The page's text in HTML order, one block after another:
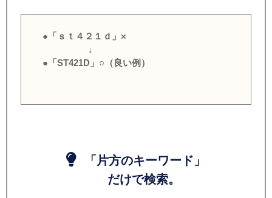
●「ｓｔ４２１ｄ」×
↓
●「ST421D」○（良い例）
「片方のキーワード」
だけで検索。